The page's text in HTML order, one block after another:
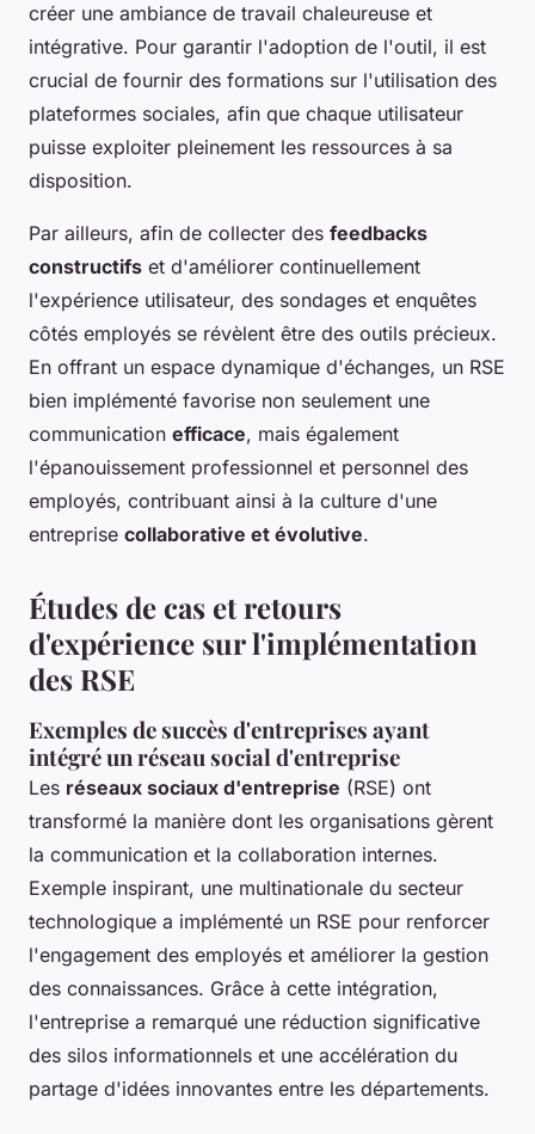
créer une ambiance de travail chaleureuse et
intégrative. Pour garantir l'adoption de l'outil, il est
crucial de fournir des formations sur l'utilisation des
plateformes sociales, afin que chaque utilisateur
puisse exploiter pleinement les ressources à sa
disposition.
Par ailleurs, afin de collecter des feedbacks
constructifs et d'améliorer continuellement
l'expérience utilisateur, des sondages et enquêtes
côtés employés se révèlent être des outils précieux.
En offrant un espace dynamique d'échanges, un RSE
bien implémenté favorise non seulement une
communication efficace, mais également
l'épanouissement professionnel et personnel des
employés, contribuant ainsi à la culture d'une
entreprise collaborative et évolutive.
Études de cas et retours
d'expérience sur l'implémentation
des RSE
Exemples de succès d'entreprises ayant
intégré un réseau social d'entreprise
Les réseaux sociaux d'entreprise (RSE) ont
transformé la manière dont les organisations gèrent
la communication et la collaboration internes.
Exemple inspirant, une multinationale du secteur
technologique a implémenté un RSE pour renforcer
l'engagement des employés et améliorer la gestion
des connaissances. Grâce à cette intégration,
l'entreprise a remarqué une réduction significative
des silos informationnels et une accélération du
partage d'idées innovantes entre les départements.